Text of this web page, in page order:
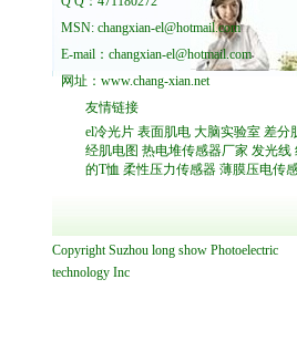
MSN: changxian-el@hotmail.com
E-mail：changxian-el@hotmail.com
网址： www.chang-xian.net
友情链接
el冷光片 表面肌电 大脑实验室 差分
经肌电图 热电堆传感器厂家 发光线
的T恤 柔性压力传感器 薄膜压电传
CopyrightSuzhou long show Photoelectric
technology Inc